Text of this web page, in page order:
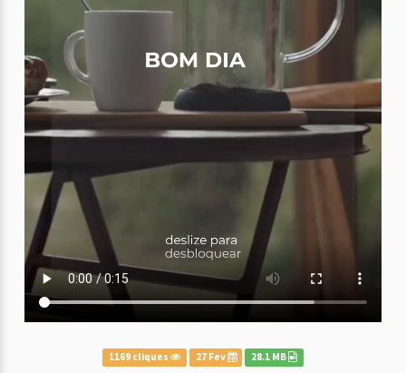
1169 cliques 27 Fev 28.1 MB